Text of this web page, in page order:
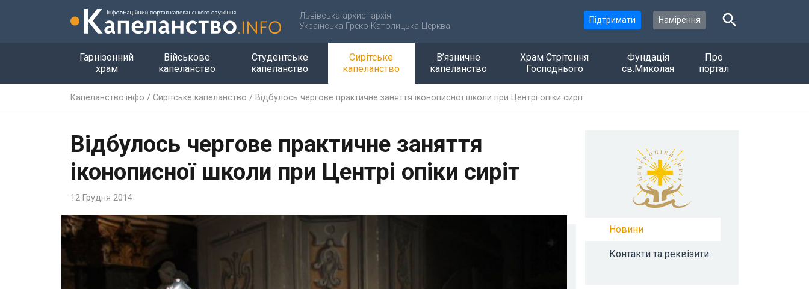
Львівська архиєпархія
Українська Греко-Католицька Церква
Підтримати Намірення
Гарнізонний
храм
Військове
капеланство
Студентське
капеланство
Сирітське
капеланство
В’язничне
капеланство
Храм Стрітення
Господнього
Фундація
св.Миколая
Про
портал
Капеланство.інфо / Сирітське капеланство / Відбулось чергове практичне заняття іконописної школи при Центрі опіки сиріт
Відбулось чергове практичне заняття
іконописної школи при Центрі опіки сиріт
12 Грудня 2014
Новини
Контакти та реквізити